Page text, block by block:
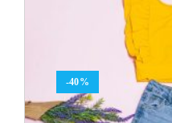
-40%